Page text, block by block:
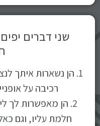
שני דברים
1. הן נשארות איתך
רכיבה על
2. הן מאפשרות לך
חלמת עליו, וגם